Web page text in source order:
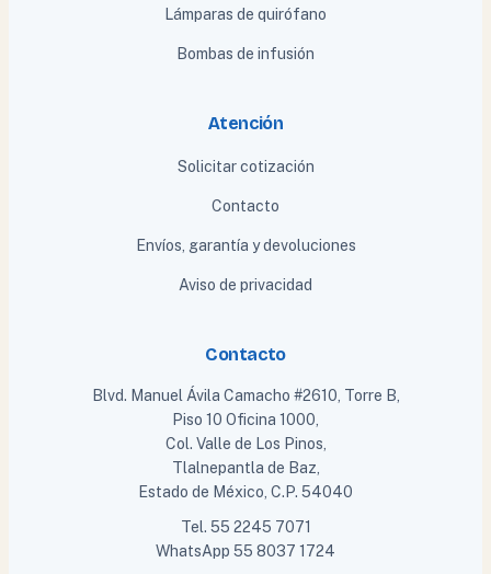
Lámparas de quirófano
Bombas de infusión
Atención
Solicitar cotización
Contacto
Envíos, garantía y devoluciones
Aviso de privacidad
Contacto
Blvd. Manuel Ávila Camacho #2610, Torre B,
Piso 10 Oficina 1000,
Col. Valle de Los Pinos,
Tlalnepantla de Baz,
Estado de México, C.P. 54040
Tel. 55 2245 7071
WhatsApp 55 8037 1724